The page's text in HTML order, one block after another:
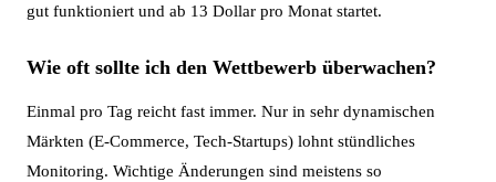
gut funktioniert und ab 13 Dollar pro Monat startet.
Wie oft sollte ich den Wettbewerb überwachen?
Einmal pro Tag reicht fast immer. Nur in sehr dynamischen
Märkten (E-Commerce, Tech-Startups) lohnt stündliches
Monitoring. Wichtige Änderungen sind meistens so